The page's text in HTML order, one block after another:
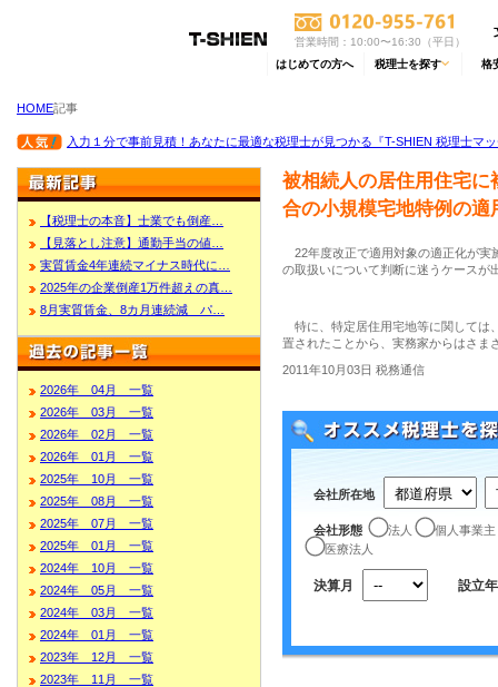
営業時間：10:00〜16:30（平日）
はじめての方へ 税理士を探す 格
HOME記事
入力１分で事前見積！あなたに最適な税理士が見つかる『T-SHIEN 税理士マ
【税理士の本音】士業でも倒産…
【見落とし注意】通勤手当の値…
実質賃金4年連続マイナス時代に…
2025年の企業倒産1万件超えの真…
8月実質賃金、8カ月連続減 パ…
2026年 04月 一覧
2026年 03月 一覧
2026年 02月 一覧
2026年 01月 一覧
2025年 10月 一覧
2025年 08月 一覧
2025年 07月 一覧
2025年 01月 一覧
2024年 10月 一覧
2024年 05月 一覧
2024年 03月 一覧
2024年 01月 一覧
2023年 12月 一覧
2023年 11月 一覧
被相続人の居住用住宅
合の小規模宅地特例の適
22年度改正で適用対象の適正化が実
の取扱いについて判断に迷うケースが
特に、特定居住用宅地等に関しては
置されたことから、実務家からはさま
2011年10月03日 税務通信
会社所在地
会社形態 法人
個人事業主
医療法人
決算月 設立年